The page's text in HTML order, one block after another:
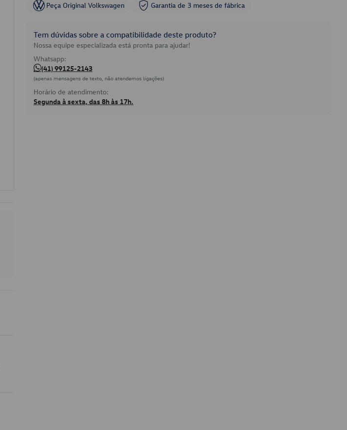
Peça Original Volkswagen Garantia de 3 meses de fábrica
Tem dúvidas sobre a compatibilidade deste produto?
Nossa equipe especializada está pronta para ajudar!
Whatsapp:
(41) 99125-2143
(apenas mensagens de texto, não atendemos ligações)
Horário de atendimento:
Segunda à sexta, das 8h às 17h.